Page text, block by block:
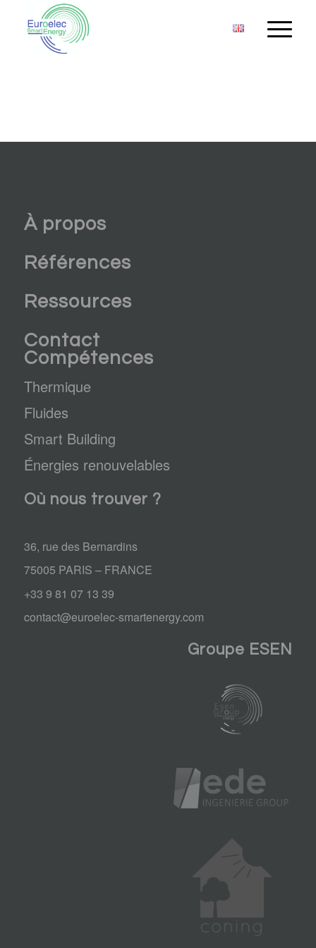
À propos
Références
Ressources
Contact
Compétences
Thermique
Fluides
Smart Building
Énergies renouvelables
Où nous trouver ?
36, rue des Bernardins
75005 PARIS – FRANCE
+33 9 81 07 13 39
contact@euroelec-smartenergy.com
Groupe ESEN